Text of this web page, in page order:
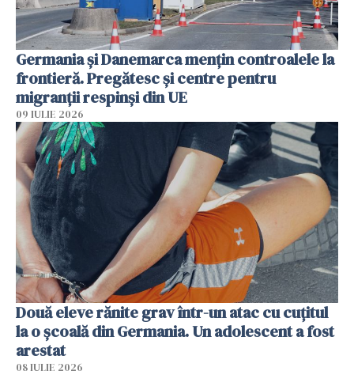
Germania și Danemarca mențin controalele la
frontieră. Pregătesc și centre pentru
migranții respinși din UE
09 IULIE 2026
Două eleve rănite grav într-un atac cu cuțitul
la o școală din Germania. Un adolescent a fost
arestat
08 IULIE 2026